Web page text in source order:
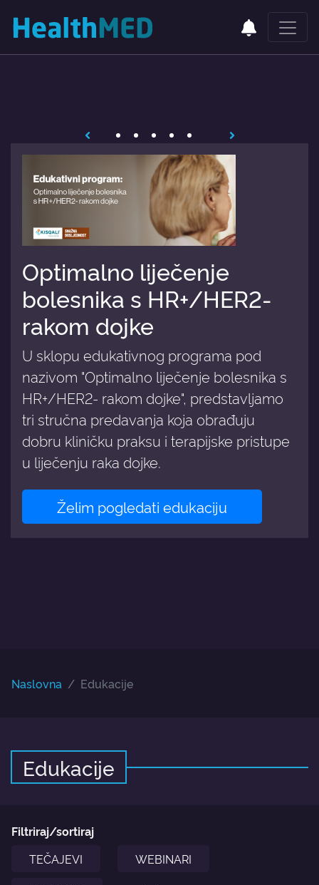
Optimalno liječenje
bolesnika s HR+/HER2-
rakom dojke
U sklopu edukativnog programa pod
nazivom "Optimalno liječenje bolesnika s
HR+/HER2- rakom dojke", predstavljamo
tri stručna predavanja koja obrađuju
dobru kliničku praksu i terapijske pristupe
u liječenju raka dojke.
Želim pogledati edukaciju
Naslovna Edukacije
Edukacije
Filtriraj/sortiraj
TEČAJEVI
WEBINARI